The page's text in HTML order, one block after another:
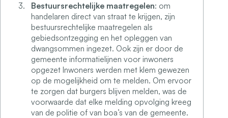
Bestuursrechtelijke maatregelen: om
handelaren direct van straat te krijgen, zijn
bestuursrechtelijke maatregelen als
gebiedsontzegging en het opleggen van
dwangsommen ingezet. Ook zijn er door de
gemeente informatielijnen voor inwoners
opgezet Inwoners werden met klem gewezen
op de mogelijkheid om te melden. Om ervoor
te zorgen dat burgers blijven melden, was de
voorwaarde dat elke melding opvolging kreeg
van de politie of van boa’s van de gemeente.